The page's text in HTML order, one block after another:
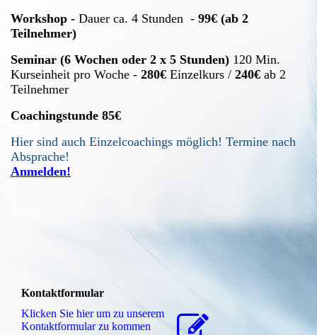
Workshop - Dauer ca. 4 Stunden - 99€ (ab 2
Teilnehmer)
Seminar (6 Wochen oder 2 x 5 Stunden) 120 Min.
Kurseinheit pro Woche - 280€ Einzelkurs / 240€ ab 2
Teilnehmer
Coachingstunde 85€
Hier sind auch Einzelcoachings möglich! Termine nach
Absprache!
Anmelden!
Kontaktformular
Klicken Sie hier um zu unserem
Kon­takt­for­mu­lar zu kommen